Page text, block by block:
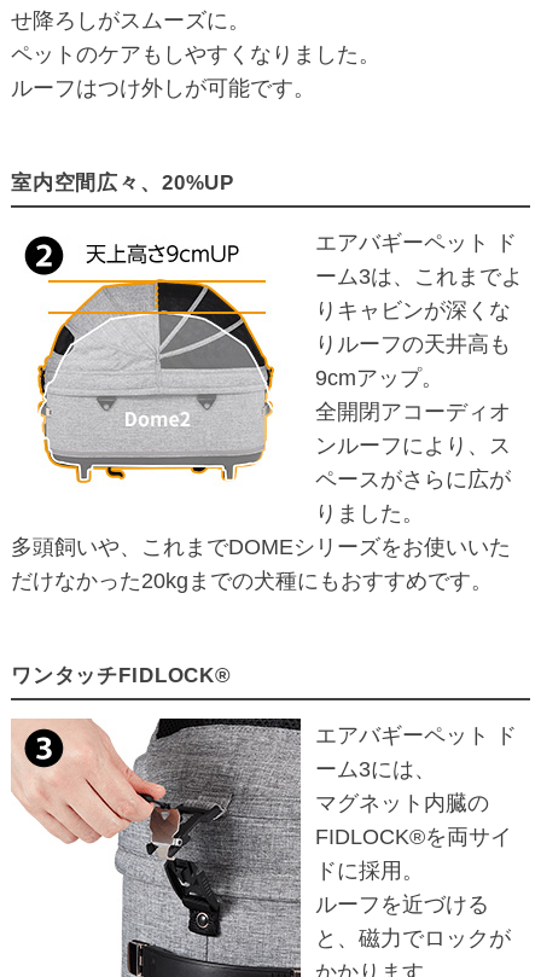
せ降ろしがスムーズに。
ペットのケアもしやすくなりました。
ルーフはつけ外しが可能です。
室内空間広々、20%UP
エアバギーペット ド
ーム3は、これまでよ
りキャビンが深くな
りルーフの天井高も
9cmアップ。
全開閉アコーディオ
ンルーフにより、ス
ペースがさらに広が
りました。
多頭飼いや、これまでDOMEシリーズをお使いいた
だけなかった20kgまでの犬種にもおすすめです。
ワンタッチFIDLOCK®
エアバギーペット ド
ーム3には、
マグネット内臓の
FIDLOCK®を両サイ
ドに採用。
ルーフを近づける
と、磁力でロックが
かかります。